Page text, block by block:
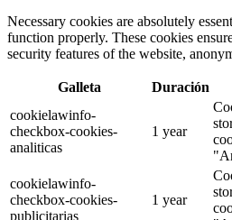
Necessary cookies are absolutely
function properly. These cookies
security features of the website,
Galleta Duración
cookielawinfo-
checkbox-cookies-
analiticas
1 year
cookielawinfo-
checkbox-cookies-
publicitarias
1 year